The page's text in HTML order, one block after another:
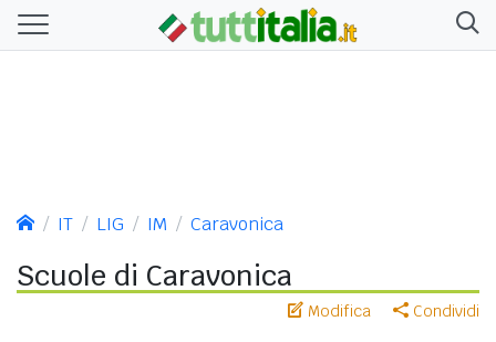
IT LIG IM Caravonica
Scuole di Caravonica
Modifica Condividi